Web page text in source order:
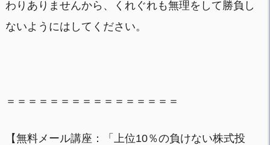
わりありませんから、くれぐれも無理をして勝負し
ないようにはしてください。
＝＝＝＝＝＝＝＝＝＝＝＝＝＝＝＝
【無料メール講座：「上位10％の負けない株式投